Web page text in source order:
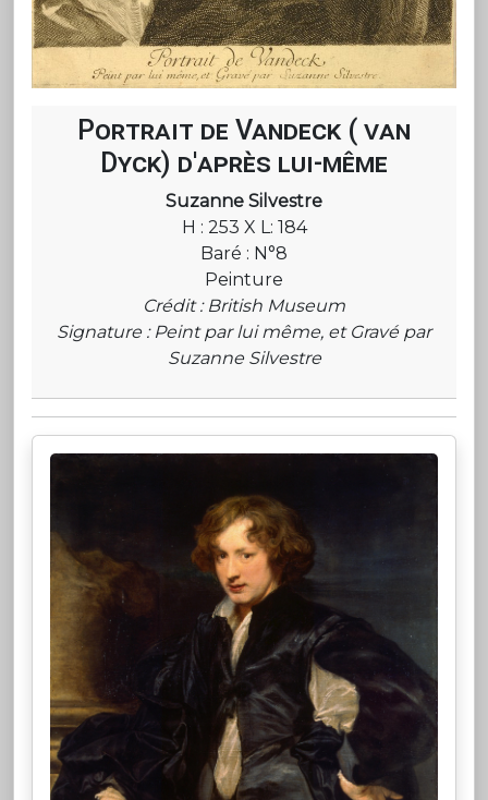
Portrait de Vandeck ( van
Dyck) d'après lui-même
Suzanne Silvestre
H : 253 X L: 184
Baré : N°8
Peinture
Crédit : British Museum
Signature : Peint par lui même, et Gravé par
Suzanne Silvestre